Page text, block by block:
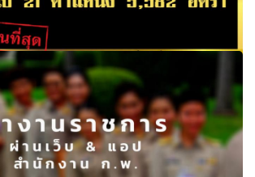
งถิ่น อัพเดทล่าสุด วันที่ 22 มีนาคม 2562